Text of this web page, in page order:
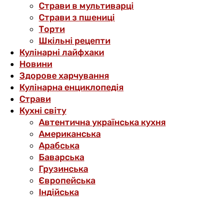
Страви в мультиварці
Страви з пшениці
Торти
Шкільні рецепти
Кулінарні лайфхаки
Новини
Здорове харчування
Кулінарна енциклопедія
Страви
Кухні світу
Автентична українська кухня
Американська
Арабська
Баварська
Грузинська
Європейська
Індійська